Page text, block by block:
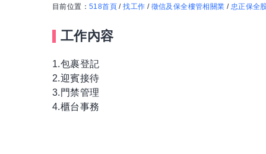
目前位置： 518首頁 /找工作 / 徵信及保全樓管相關業 / 忠正保全
工作內容
1.包裹登記
2.迎賓接待
3.門禁管理
4.櫃台事務